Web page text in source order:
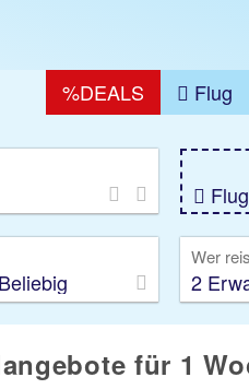
%DEALS Flug
Wer
2
für 1